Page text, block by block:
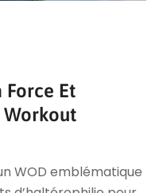
Force Et
Workout
WOD emblématique